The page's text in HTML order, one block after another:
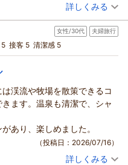
様子で何よりでございま
だけるよう、スタッフ一同
げております。
原 高原の美味しいご朝食（ご朝
たり/税込)
にご宿泊いただき誠にあり
御礼申し上げます。
食のオムレツもお気に召し
ただけるようスタッフ一同
詳しくみる
女性/30代 夫婦旅行
5 接客 5 清潔感 5
渓流や牧場を散策できるコ
ます。温泉も清潔で、シャ
あり、楽しめました。
（投稿日：2026/07/16）
詳しくみる